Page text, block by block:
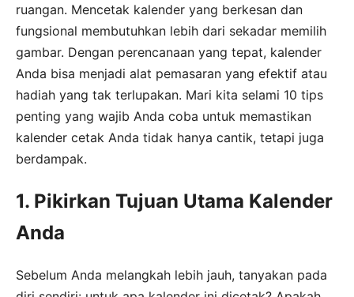
ruangan. Mencetak kalender yang berkesan dan
fungsional membutuhkan lebih dari sekadar memilih
gambar. Dengan perencanaan yang tepat, kalender
Anda bisa menjadi alat pemasaran yang efektif atau
hadiah yang tak terlupakan. Mari kita selami 10 tips
penting yang wajib Anda coba untuk memastikan
kalender cetak Anda tidak hanya cantik, tetapi juga
berdampak.
1. Pikirkan Tujuan Utama Kalender
Anda
Sebelum Anda melangkah lebih jauh, tanyakan pada